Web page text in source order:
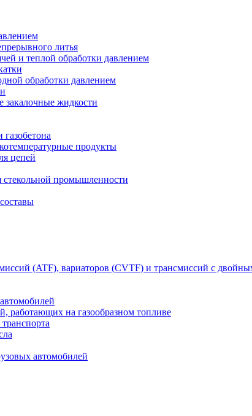
литья
и теплой обработки давлением
обработки давлением
жидкости
газобетона
продукты
цепей
стекольной промышленности
(ATF), вариаторов (CVTF) и трансмиссий с
работающих на газообразном топливе
автомобилей